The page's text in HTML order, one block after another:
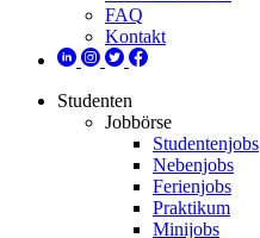
FAQ
Kontakt
Studenten
Jobbörse
Studentenjobs
Nebenjobs
Ferienjobs
Praktikum
Minijobs